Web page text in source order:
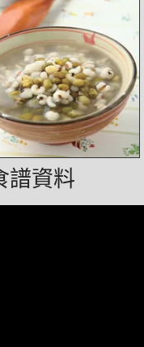
譜資料